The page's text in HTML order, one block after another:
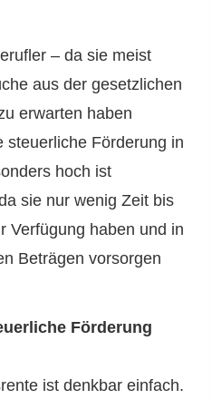
– da sie meist
aus der gesetzlichen
erwarten haben
steuerliche Förderung in
hoch ist
sie nur wenig Zeit bis
Verfügung haben und in
Beträgen vorsorgen
Förderung
ist denkbar einfach.